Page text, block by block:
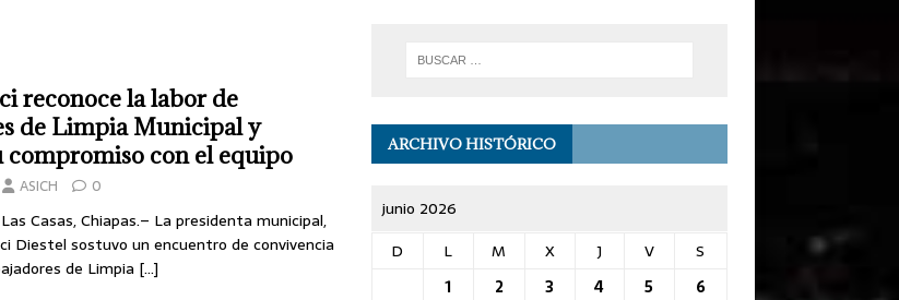
reconoce la labor de
de Limpia Municipal y
compromiso con el equipo
ASICH 0
Casas, Chiapas.– La presidenta municipal,
Diestel sostuvo un encuentro de convivencia
de Limpia […]
ARCHIVO HISTÓRICO
junio 2026
D
L M X J V
S
1
2 3 4 5
6